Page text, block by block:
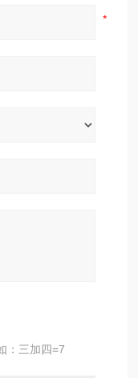
：三加四=7